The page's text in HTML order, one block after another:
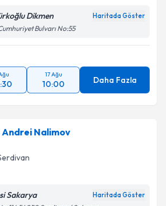
kabul ediyorum.
Dikmen Haritada Göster
Bulvarı No:55
17 Ağu
10:00 Daha Fazla
Andrei Nalimov
Sakarya Haritada Göster